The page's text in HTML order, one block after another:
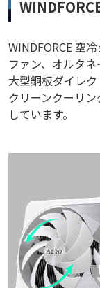
WINDFORCE 空
ファン、オルタ
大型銅板ダイレ
クリーンクーリ
しています。